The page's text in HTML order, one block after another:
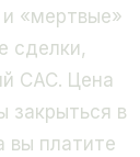
«мертвые»
сделки,
CAC. Цена
закрыться в
вы платите